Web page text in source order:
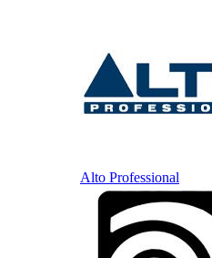
Alto Professional